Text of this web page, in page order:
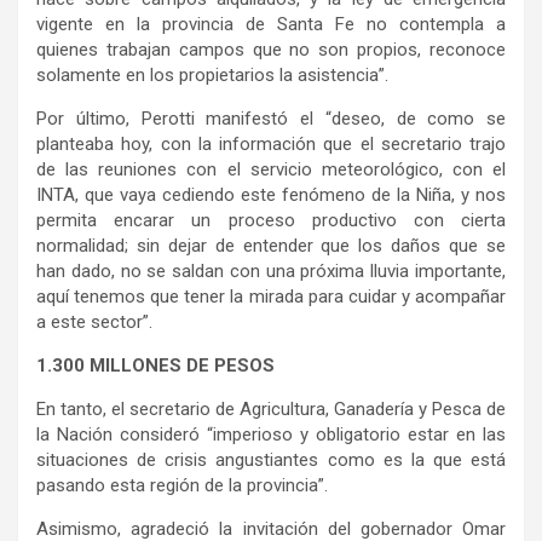
vigente en la provincia de Santa Fe no contempla a
quienes trabajan campos que no son propios, reconoce
solamente en los propietarios la asistencia”.
Por último, Perotti manifestó el “deseo, de como se
planteaba hoy, con la información que el secretario trajo
de las reuniones con el servicio meteorológico, con el
INTA, que vaya cediendo este fenómeno de la Niña, y nos
permita encarar un proceso productivo con cierta
normalidad; sin dejar de entender que los daños que se
han dado, no se saldan con una próxima lluvia importante,
aquí tenemos que tener la mirada para cuidar y acompañar
a este sector”.
1.300 MILLONES DE PESOS
En tanto, el secretario de Agricultura, Ganadería y Pesca de
la Nación consideró “imperioso y obligatorio estar en las
situaciones de crisis angustiantes como es la que está
pasando esta región de la provincia”.
Asimismo, agradeció la invitación del gobernador Omar